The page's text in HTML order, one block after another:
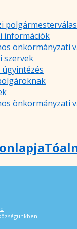
információk
önkormányzati
szervek
ügyintézés
önkormányzati